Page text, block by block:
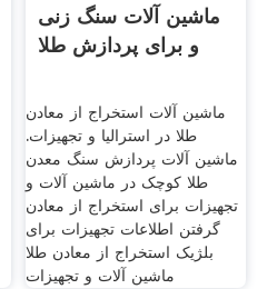
ماشین آلات سنگ زنی
و برای پردازش طلا
ماشین آلات استخراج از معادن
طلا در استرالیا و تجهیزات.
ماشین آلات پردازش سنگ معدن
طلا کوچک در ماشین آلات و
تجهیزات برای استخراج از معادن
گرفتن اطلاعات تجهیزات برای
بلژیک استخراج از معادن طلا
ماشین آلات و تجهیزات